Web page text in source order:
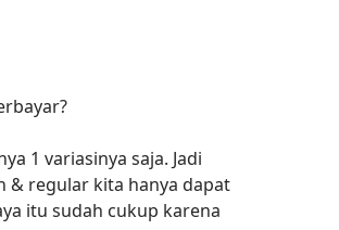
1 variasinya saja. Jadi
& regular kita hanya dapat
itu sudah cukup karena